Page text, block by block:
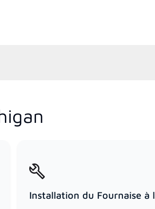
Installation du Fournaise à